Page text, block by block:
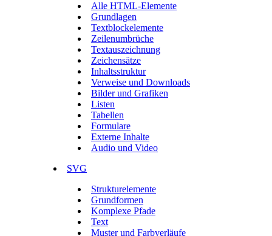
Alle HTML-Elemente
Grundlagen
Textblockelemente
Zeilenumbrüche
Textauszeichnung
Zeichensätze
Inhaltsstruktur
Verweise und Downloads
Bilder und Grafiken
Listen
Tabellen
Formulare
Externe Inhalte
Audio und Video
SVG
Strukturelemente
Grundformen
Komplexe Pfade
Text
Muster und Farbverläufe